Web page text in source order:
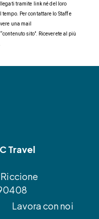
tramite link né del loro
Per contattare lo Staff e
una mail
sito”. Riceverete al più
Travel
Lavora con noi